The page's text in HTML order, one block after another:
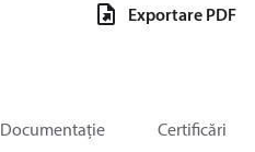
Exportare PDF
Documentație Certificări